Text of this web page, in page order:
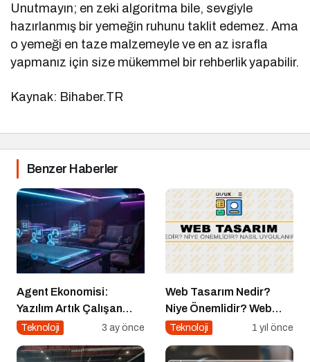
Unutmayın; en zeki algoritma bile, sevgiyle
hazırlanmış bir yemeğin ruhunu taklit edemez. Ama
o yemeği en taze malzemeyle ve en az israfla
yapmanız için size mükemmel bir rehberlik yapabilir.
Kaynak: Bihaber.TR
Benzer Haberler
Agent Ekonomisi:
Yazılım Artık Çalışan
Gibi ‘Görev’ Alıyor
Teknoloji 3 ay önce
Web Tasarım Nedir?
Niye Önemlidir? Web
Tasarım Nasıl Yapılır?
Teknoloji 1 yıl önce